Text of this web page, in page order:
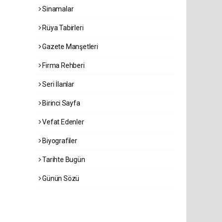
Sinamalar
Rüya Tabirleri
Gazete Manşetleri
Firma Rehberi
Seri İlanlar
Birinci Sayfa
Vefat Edenler
Biyografiler
Tarihte Bugün
Günün Sözü